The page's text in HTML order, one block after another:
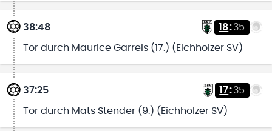
38:48 18:35
Tor durch Maurice Garreis (17.) (Eichholzer SV)
37:25 17:35
Tor durch Mats Stender (9.) (Eichholzer SV)